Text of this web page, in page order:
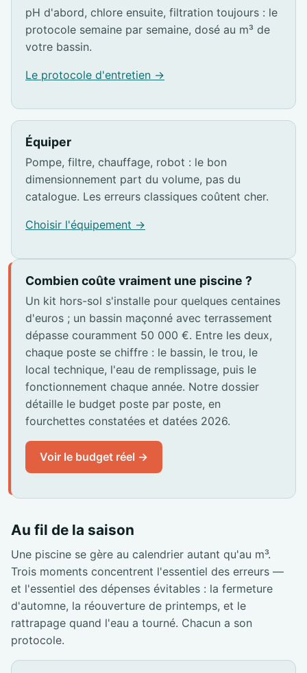
pH d'abord, chlore ensuite, filtration toujours : le
protocole semaine par semaine, dosé au m³ de
votre bassin.
Le protocole d'entretien →
Équiper
Pompe, filtre, chauffage, robot : le bon
dimensionnement part du volume, pas du
catalogue. Les erreurs classiques coûtent cher.
Choisir l'équipement →
Combien coûte vraiment une piscine ?
Un kit hors-sol s'installe pour quelques centaines
d'euros ; un bassin maçonné avec terrassement
dépasse couramment 50 000 €. Entre les deux,
chaque poste se chiffre : le bassin, le trou, le
local technique, l'eau de remplissage, puis le
fonctionnement chaque année. Notre dossier
détaille le budget poste par poste, en
fourchettes constatées et datées 2026.
Voir le budget réel →
Au fil de la saison
Une piscine se gère au calendrier autant qu'au m³.
Trois moments concentrent l'essentiel des erreurs —
et l'essentiel des dépenses évitables : la fermeture
d'automne, la réouverture de printemps, et le
rattrapage quand l'eau a tourné. Chacun a son
protocole.